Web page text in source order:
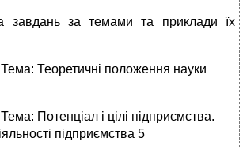
завдань за темами та приклади їх
Теоретичні положення науки
Потенціал і цілі підприємства.
підприємства 5